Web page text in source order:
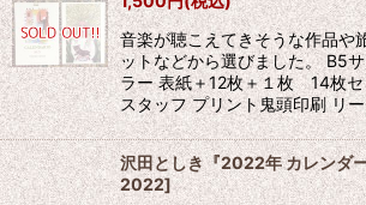
音楽が聴こえてきそうな作品や
ットなどから選びました。 B5
ラー 表紙＋12枚＋１枚 14枚セ
スタッフ プリント鬼頭印刷 リ
沢田としき『2022年 カレンダ
2022]